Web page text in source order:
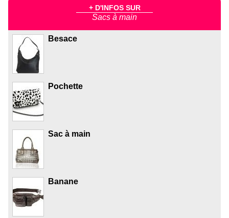
+ D'INFOS SUR
Sacs à main
Besace
Pochette
Sac à main
Banane